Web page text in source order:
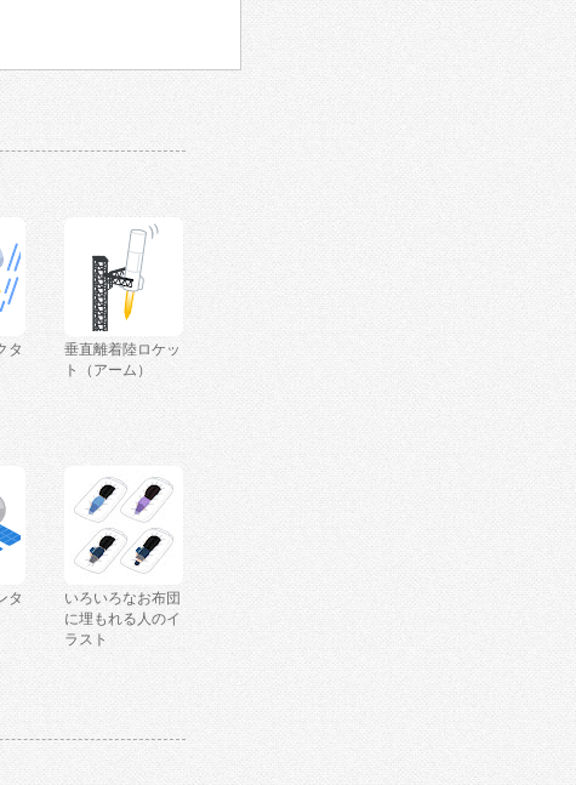
タ
垂直離着陸ロケッ
ト（アーム）
タ
いろいろなお布団
に埋もれる人のイ
ラスト